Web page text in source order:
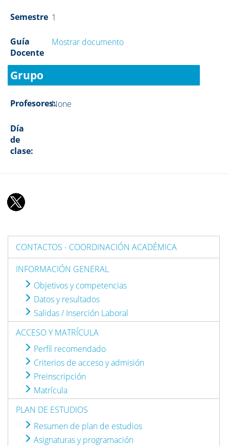
Semestre 1
Guía
Docente
Mostrar documento
Grupo
Profesores:None
Día
de
clase:
CONTACTOS - COORDINACIÓN ACADÉMICA
INFORMACIÓN GENERAL
Objetivos y competencias
Datos y resultados
Salidas / Inserción Laboral
ACCESO Y MATRÍCULA
Perfil recomendado
Criterios de acceso y admisión
Preinscripción
Matrícula
PLAN DE ESTUDIOS
Resumen de plan de estudios
Asignaturas y programación